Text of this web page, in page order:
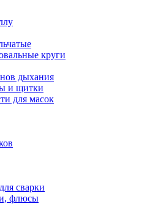
круги
дыхания
и щитки
для масок
сварки
флюсы